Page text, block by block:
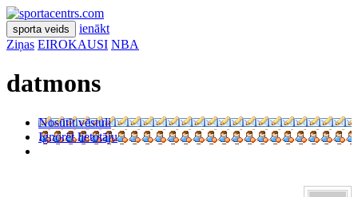
sporta veids
ienākt
Ziņas EIROKAUSI NBA
datmons
Nosūtīt vēstuli
Ignorēt lietotāju